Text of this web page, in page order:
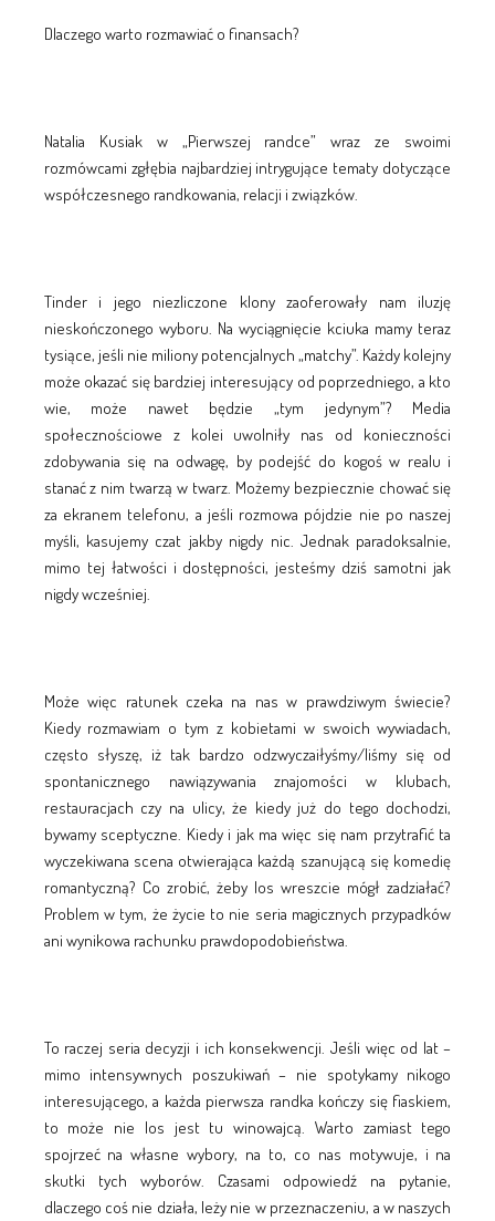
Dlaczego warto rozmawiać o finansach?
Natalia Kusiak w „Pierwszej randce” wraz ze swoimi
rozmówcami zgłębia najbardziej intrygujące tematy dotyczące
współczesnego randkowania, relacji i związków.
Tinder i jego niezliczone klony zaoferowały nam iluzję
nieskończonego wyboru. Na wyciągnięcie kciuka mamy teraz
tysiące, jeśli nie miliony potencjalnych „matchy”. Każdy kolejny
może okazać się bardziej interesujący od poprzedniego, a kto
wie, może nawet będzie „tym jedynym”? Media
społecznościowe z kolei uwolniły nas od konieczności
zdobywania się na odwagę, by podejść do kogoś w realu i
stanać z nim twarzą w twarz. Możemy bezpiecznie chować się
za ekranem telefonu, a jeśli rozmowa pójdzie nie po naszej
myśli, kasujemy czat jakby nigdy nic. Jednak paradoksalnie,
mimo tej łatwości i dostępności, jesteśmy dziś samotni jak
nigdy wcześniej.
Może więc ratunek czeka na nas w prawdziwym świecie?
Kiedy rozmawiam o tym z kobietami w swoich wywiadach,
często słyszę, iż tak bardzo odzwyczaiłyśmy/liśmy się od
spontanicznego nawiązywania znajomości w klubach,
restauracjach czy na ulicy, że kiedy już do tego dochodzi,
bywamy sceptyczne. Kiedy i jak ma więc się nam przytrafić ta
wyczekiwana scena otwierająca każdą szanującą się komedię
romantyczną? Co zrobić, żeby los wreszcie mógł zadziałać?
Problem w tym, że życie to nie seria magicznych przypadków
ani wynikowa rachunku prawdopodobieństwa.
To raczej seria decyzji i ich konsekwencji. Jeśli więc od lat –
mimo intensywnych poszukiwań – nie spotykamy nikogo
interesującego, a każda pierwsza randka kończy się fiaskiem,
to może nie los jest tu winowajcą. Warto zamiast tego
spojrzeć na własne wybory, na to, co nas motywuje, i na
skutki tych wyborów. Czasami odpowiedź na pytanie,
dlaczego coś nie działa, leży nie w przeznaczeniu, a w naszych